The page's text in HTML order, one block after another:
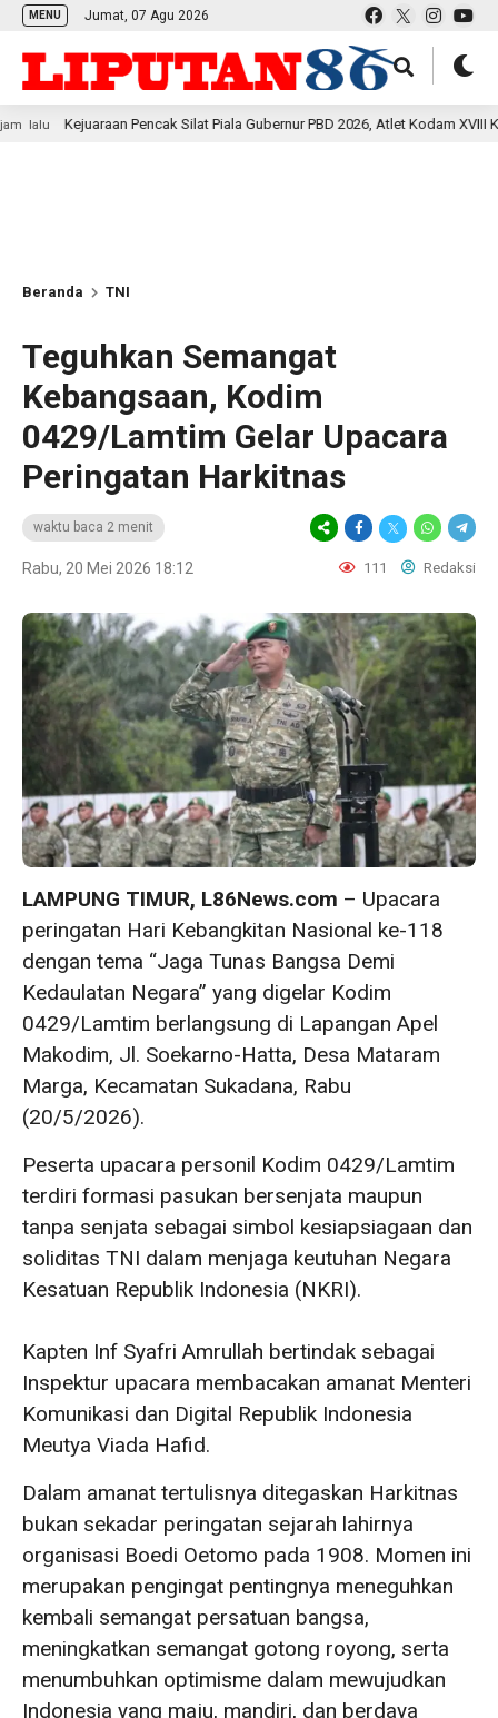
MENU Jumat, 07 Agu 2026
Pencak Silat Piala Gubernur PBD 2026, Atlet Kodam XVIII Kasuari
Beranda TNI
Teguhkan Semangat
Kebangsaan, Kodim
0429/Lamtim Gelar Upacara
Peringatan Harkitnas
waktu baca 2 menit
Rabu, 20 Mei 2026 18:12 111 Redaksi
LAMPUNG TIMUR, L86News.com – Upacara
peringatan Hari Kebangkitan Nasional ke-118
dengan tema “Jaga Tunas Bangsa Demi
Kedaulatan Negara” yang digelar Kodim
0429/Lamtim berlangsung di Lapangan Apel
Makodim, Jl. Soekarno-Hatta, Desa Mataram
Marga, Kecamatan Sukadana, Rabu
(20/5/2026).
Peserta upacara personil Kodim 0429/Lamtim
terdiri formasi pasukan bersenjata maupun
tanpa senjata sebagai simbol kesiapsiagaan dan
soliditas TNI dalam menjaga keutuhan Negara
Kesatuan Republik Indonesia (NKRI).
‎Kapten Inf Syafri Amrullah bertindak sebagai
Inspektur upacara membacakan amanat Menteri
Komunikasi dan Digital Republik Indonesia
Meutya Viada Hafid.
Dalam amanat tertulisnya ditegaskan Harkitnas
bukan sekadar peringatan sejarah lahirnya
organisasi Boedi Oetomo pada 1908. Momen ini
merupakan pengingat pentingnya meneguhkan
kembali semangat persatuan bangsa,
meningkatkan semangat gotong royong, serta
menumbuhkan optimisme dalam mewujudkan
Indonesia yang maju, mandiri, dan berdaya